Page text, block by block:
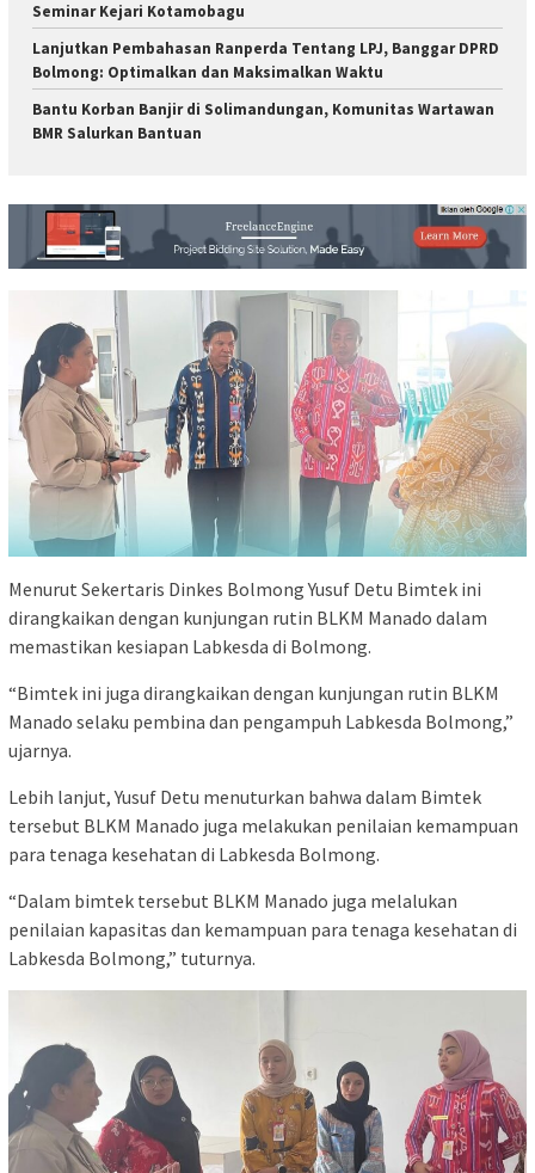
Seminar Kejari Kotamobagu
Lanjutkan Pembahasan Ranperda Tentang LPJ, Banggar DPRD
Bolmong: Optimalkan dan Maksimalkan Waktu
Bantu Korban Banjir di Solimandungan, Komunitas Wartawan
BMR Salurkan Bantuan
Menurut Sekertaris Dinkes Bolmong Yusuf Detu Bimtek ini
dirangkaikan dengan kunjungan rutin BLKM Manado dalam
memastikan kesiapan Labkesda di Bolmong.
“Bimtek ini juga dirangkaikan dengan kunjungan rutin BLKM
Manado selaku pembina dan pengampuh Labkesda Bolmong,”
ujarnya.
Lebih lanjut, Yusuf Detu menuturkan bahwa dalam Bimtek
tersebut BLKM Manado juga melakukan penilaian kemampuan
para tenaga kesehatan di Labkesda Bolmong.
“Dalam bimtek tersebut BLKM Manado juga melalukan
penilaian kapasitas dan kemampuan para tenaga kesehatan di
Labkesda Bolmong,” tuturnya.